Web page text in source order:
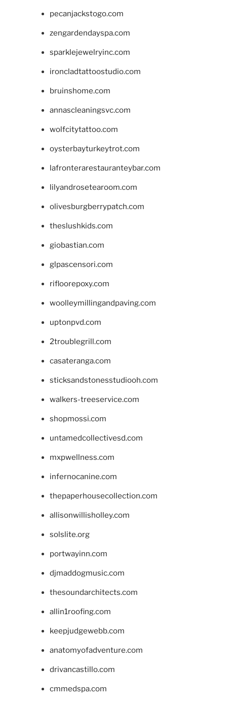
pecanjackstogo.com
zengardendayspa.com
sparklejewelryinc.com
ironcladtattoostudio.com
bruinshome.com
annascleaningsvc.com
wolfcitytattoo.com
oysterbayturkeytrot.com
lafronterarestauranteybar.com
lilyandrosetearoom.com
olivesburgberrypatch.com
theslushkids.com
giobastian.com
glpascensori.com
rifloorepoxy.com
woolleymillingandpaving.com
uptonpvd.com
2troublegrill.com
casateranga.com
sticksandstonesstudiooh.com
walkers-treeservice.com
shopmossi.com
untamedcollectivesd.com
mxpwellness.com
infernocanine.com
thepaperhousecollection.com
allisonwillisholley.com
solslite.org
portwayinn.com
djmaddogmusic.com
thesoundarchitects.com
allin1roofing.com
keepjudgewebb.com
anatomyofadventure.com
drivancastillo.com
cmmedspa.com